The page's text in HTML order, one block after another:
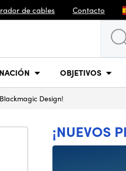
de cables Contacto
OBJETIVOS
Design!
¡NUEVOS